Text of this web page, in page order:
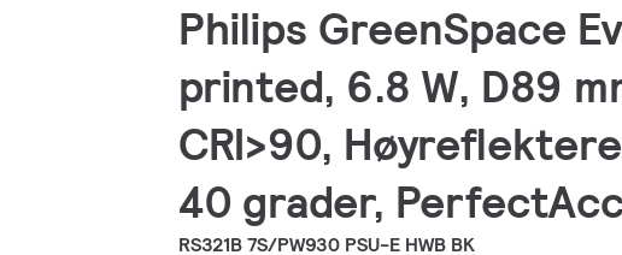
Philips GreenSpace
printed, 6.8 W, D89
CRI>90,
40 grader,
RS321B 7S/PW930 PSU-E HWB BK